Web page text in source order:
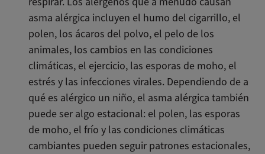
asma alérgica incluyen el humo del cigarrillo, el
polen, los ácaros del polvo, el pelo de los
animales, los cambios en las condiciones
climáticas, el ejercicio, las esporas de moho, el
estrés y las infecciones virales. Dependiendo de a
qué es alérgico un niño, el asma alérgica también
puede ser algo estacional: el polen, las esporas
de moho, el frío y las condiciones climáticas
cambiantes pueden seguir patrones estacionales,